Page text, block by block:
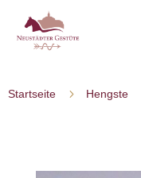
Startseite 5 Hengste